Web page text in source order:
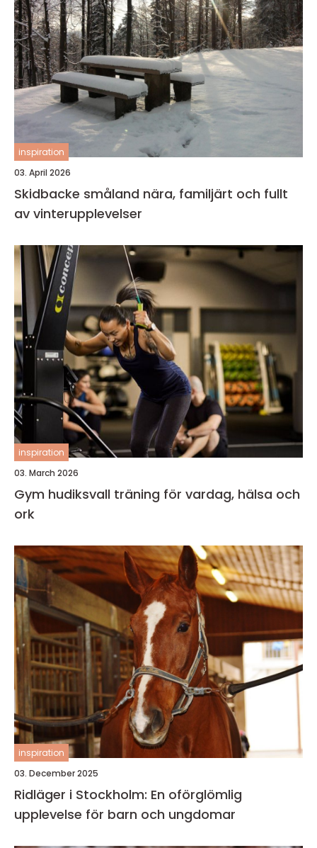
inspiration
03. April 2026
Skidbacke småland nära, familjärt och fullt
av vinterupplevelser
inspiration
03. March 2026
Gym hudiksvall träning för vardag, hälsa och
ork
inspiration
03. December 2025
Ridläger i Stockholm: En oförglömlig
upplevelse för barn och ungdomar